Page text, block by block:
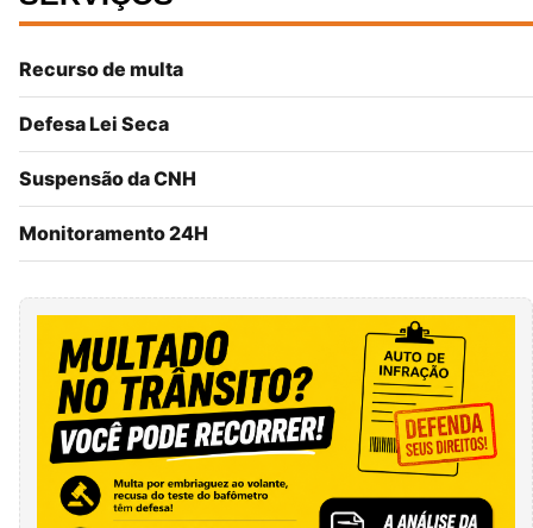
Recurso de multa
Defesa Lei Seca
Suspensão da CNH
Monitoramento 24H